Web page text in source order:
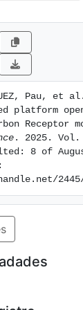
of AhR and
Pau, et
platform
Receptor
. 2025. Vol.
8 of
2445/